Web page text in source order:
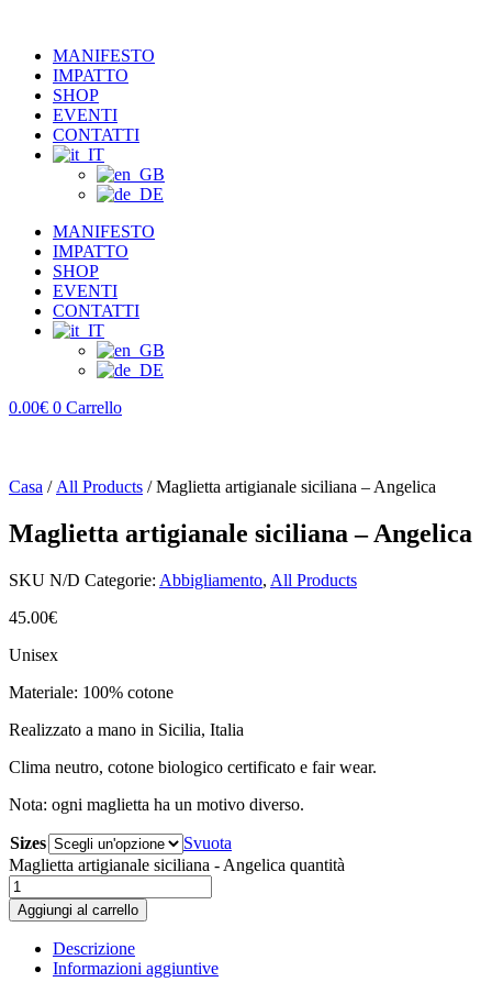
MANIFESTO
IMPATTO
SHOP
EVENTI
CONTATTI
MANIFESTO
IMPATTO
SHOP
EVENTI
CONTATTI
0.00€ 0 Carrello
Casa / All Products / Maglietta artigianale siciliana – Angelica
Maglietta artigianale siciliana – Angelica
SKU N/D Categorie: Abbigliamento, All Products
45.00€
Unisex
Materiale: 100% cotone
Realizzato a mano in Sicilia, Italia
Clima neutro, cotone biologico certificato e fair wear.
Nota: ogni maglietta ha un motivo diverso.
Sizes
Svuota
Maglietta artigianale siciliana - Angelica quantità
Aggiungi al carrello
Descrizione
Informazioni aggiuntive